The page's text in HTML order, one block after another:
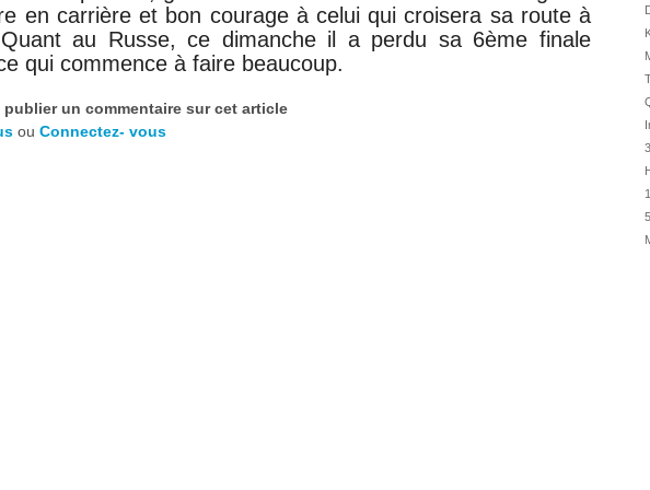
en carrière et bon courage à celui qui croisera sa route à
au Russe, ce dimanche il a perdu sa 6ème finale
qui commence à faire beaucoup.
publier un commentaire sur cet article
ou Connectez- vous